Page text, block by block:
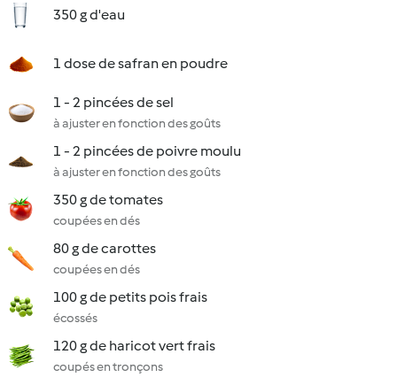
350 g d'eau
1 dose de safran en poudre
1 - 2 pincées de sel
à ajuster en fonction des goûts
1 - 2 pincées de poivre moulu
à ajuster en fonction des goûts
350 g de tomates
coupées en dés
80 g de carottes
coupées en dés
100 g de petits pois frais
écossés
120 g de haricot vert frais
coupés en tronçons